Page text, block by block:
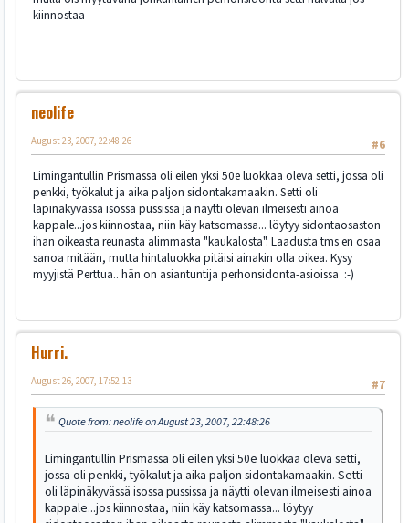
kiinnostaa
neolife
#6
August 23, 2007, 22:48:26
Limingantullin Prismassa oli eilen yksi 50e luokkaa oleva setti, jossa oli
penkki, työkalut ja aika paljon sidontakamaakin. Setti oli
läpinäkyvässä isossa pussissa ja näytti olevan ilmeisesti ainoa
kappale...jos kiinnostaa, niin käy katsomassa... löytyy sidontaosaston
ihan oikeasta reunasta alimmasta "kaukalosta". Laadusta tms en osaa
sanoa mitään, mutta hintaluokka pitäisi ainakin olla oikea. Kysy
myyjistä Perttua.. hän on asiantuntija perhonsidonta-asioissa :-)
Hurri.
#7
August 26, 2007, 17:52:13
Quote from: neolife on August 23, 2007, 22:48:26
Limingantullin Prismassa oli eilen yksi 50e luokkaa oleva setti,
jossa oli penkki, työkalut ja aika paljon sidontakamaakin. Setti
oli läpinäkyvässä isossa pussissa ja näytti olevan ilmeisesti ainoa
kappale...jos kiinnostaa, niin käy katsomassa... löytyy